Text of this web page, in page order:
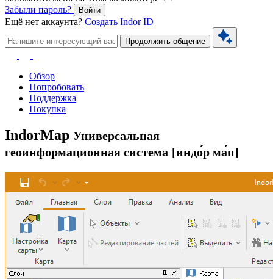
Забыли пароль?
Войти
Ещё нет аккаунта? Создать Indor ID
Продолжить общение
Обзор
Попробовать
Поддержка
Покупка
IndorMap Универсальная
геоинформационная система [индо́р ма́п]